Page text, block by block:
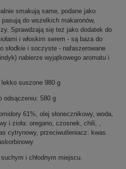
smakują same, podane jako
do wszelkich makaronów,
Sprawdzają się też jako dodatek do
i włoskim serem - są baza do
słodkie i soczyste - nafaszerowane
nabierze wyjątkowego aromatu i
lekko suszone 980 g
odsączeniu: 580 g
61%, olej słonecznikowy, woda,
i zioła: oregano, czosnek, chili, ,
cytrynowy, przeciwutleniacz: kwas
i chłodnym miejscu.